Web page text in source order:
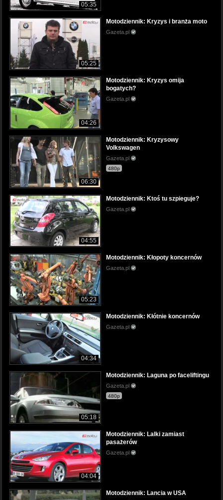
05:35
05:25
Motodziennik: Kryzys i branża moto
Gazeta.pl
04:26
Motodziennik: Kryzys omija
bogatych?
Gazeta.pl
06:30
Motodziennik: Kryzysowy
Volkswagen
Gazeta.pl
480p
04:55
Motodziennik: Ktoś tu szpieguje?
Gazeta.pl
05:23
Motodziennik: Kłopoty koncernów
Gazeta.pl
04:34
Motodziennik: Kłótnie koncernów
Gazeta.pl
05:18
Motodziennik: Laguna po faceliftingu
Gazeta.pl
480p
04:04
Motodziennik: Lalki zamiast
pasażerów
Gazeta.pl
Motodziennik: Lancia w USA